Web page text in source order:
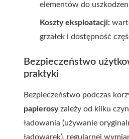
elementów do
Koszty eksploatacji:
grzałek i dostępność
Bezpieczeństwo
praktyki
Bezpieczeństwo podczas
papierosyzależy od kilku
ładowania (używanie
ładowarek), regularnej